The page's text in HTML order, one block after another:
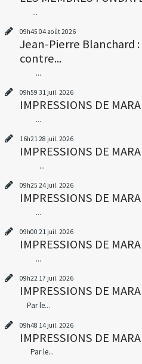
...
09h45 04 août 2026
Jean-Pierre Blanchard
contre...
...
09h59 31 juil. 2026
IMPRESSIONS DE
...
16h2128 juil. 2026
IMPRESSIONS DE
...
09h25 24 juil. 2026
IMPRESSIONS DE
...
09h00 21 juil. 2026
IMPRESSIONS DE
...
09h22 17 juil. 2026
IMPRESSIONS DE
Par le...
09h48 14 juil. 2026
IMPRESSIONS DE
Par le...